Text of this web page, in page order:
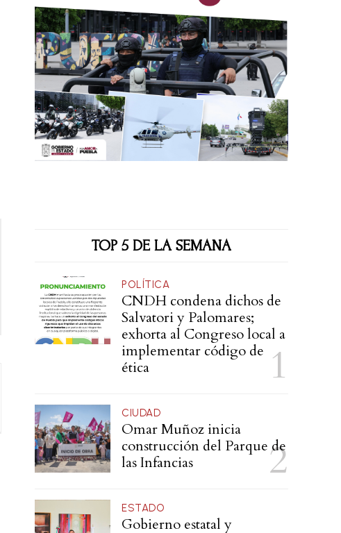
TOP 5 DE LA SEMANA
POLÍTICA
CNDH condena dichos de
Salvatori y Palomares;
exhorta al Congreso local a
implementar código de
ética
CIUDAD
Omar Muñoz inicia
construcción del Parque de
las Infancias
ESTADO
Gobierno estatal y